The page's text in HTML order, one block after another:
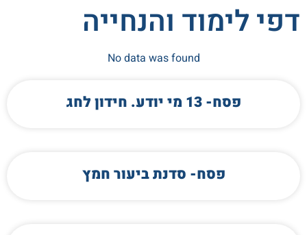
דפי לימוד והנחייה
No data was found
פסח- 13 מי יודע. חידון לחג
פסח- סדנת ביעור חמץ